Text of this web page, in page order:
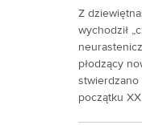
Z
wychodził
płodzący
stwierdzano
początku